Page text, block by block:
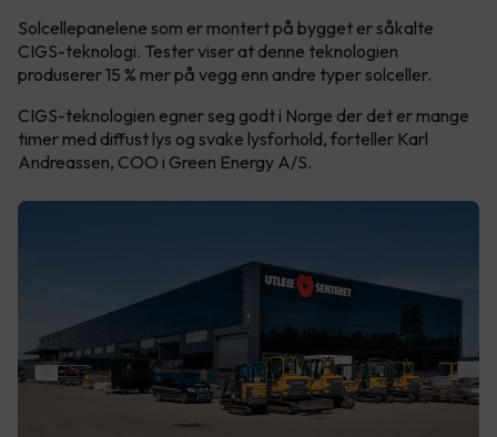
Solcellepanelene som er montert på bygget er såkalte
CIGS-teknologi. Tester viser at denne teknologien
produserer 15 % mer på vegg enn andre typer solceller.
CIGS-teknologien egner seg godt i Norge der det er mange
timer med diffust lys og svake lysforhold, forteller Karl
Andreassen, COO i Green Energy A/S.